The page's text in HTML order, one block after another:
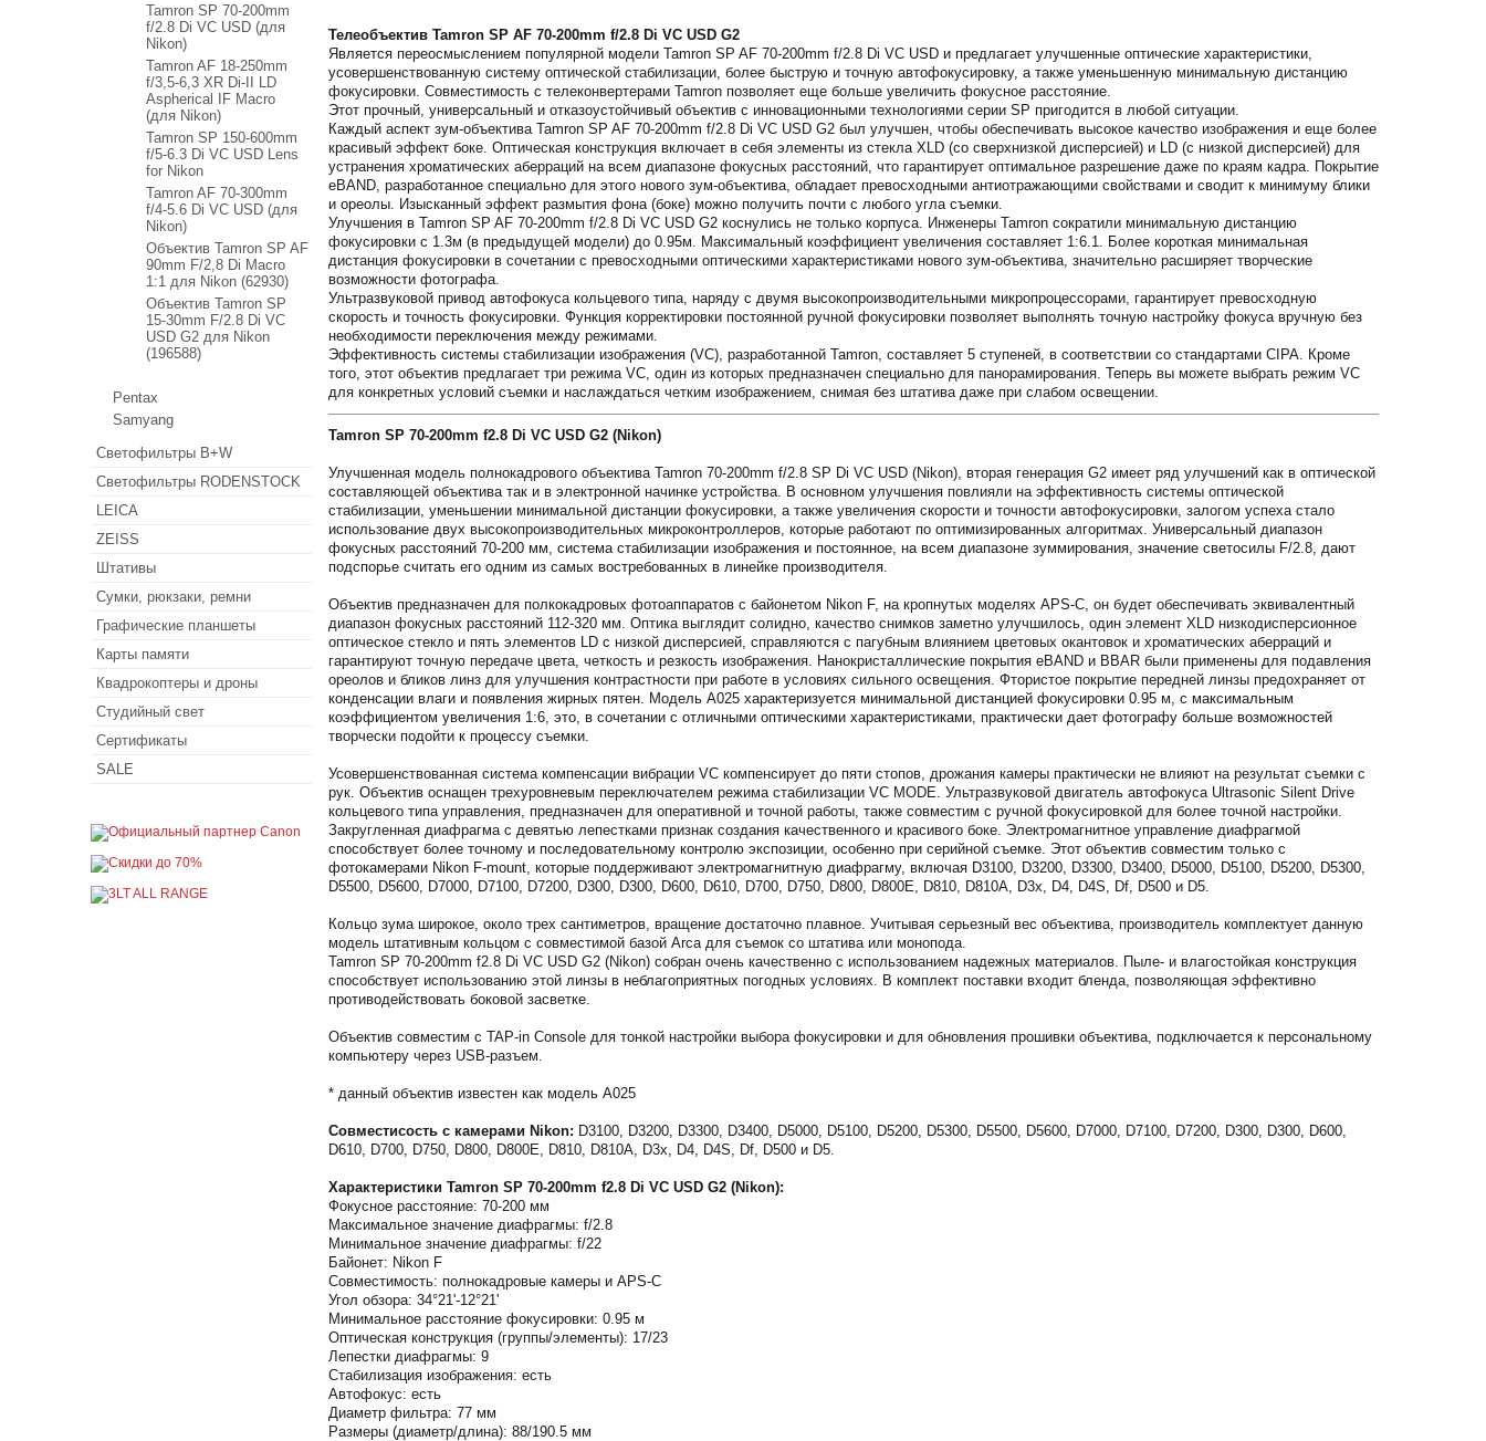
Телеобъектив Tamron SP AF 70-200mm f/2.8 Di VC USD G2
Является переосмыслением популярной модели Tamron SP AF 70-200mm f/2.8 Di VC USD и предлагает улучшенные оптические характеристики,
усовершенствованную систему оптической стабилизации, более быструю и точную автофокусировку, а также уменьшенную минимальную дистанцию
фокусировки. Совместимость с телеконвертерами Tamron позволяет еще больше увеличить фокусное расстояние.
Этот прочный, универсальный и отказоустойчивый объектив с инновационными технологиями серии SP пригодится в любой ситуации.
Каждый аспект зум-объектива Tamron SP AF 70-200mm f/2.8 Di VC USD G2 был улучшен, чтобы обеспечивать высокое качество изображения и еще более
красивый эффект боке. Оптическая конструкция включает в себя элементы из стекла XLD (со сверхнизкой дисперсией) и LD (с низкой дисперсией) для
устранения хроматических аберраций на всем диапазоне фокусных расстояний, что гарантирует оптимальное разрешение даже по краям кадра. Покрытие
eBAND, разработанное специально для этого нового зум-объектива, обладает превосходными антиотражающими свойствами и сводит к минимуму блики
и ореолы. Изысканный эффект размытия фона (боке) можно получить почти с любого угла съемки.
Улучшения в Tamron SP AF 70-200mm f/2.8 Di VC USD G2 коснулись не только корпуса. Инженеры Tamron сократили минимальную дистанцию
фокусировки с 1.3м (в предыдущей модели) до 0.95м. Максимальный коэффициент увеличения составляет 1:6.1. Более короткая минимальная
дистанция фокусировки в сочетании с превосходными оптическими характеристиками нового зум-объектива, значительно расширяет творческие
возможности фотографа.
Ультразвуковой привод автофокуса кольцевого типа, наряду с двумя высокопроизводительными микропроцессорами, гарантирует превосходную
скорость и точность фокусировки. Функция корректировки постоянной ручной фокусировки позволяет выполнять точную настройку фокуса вручную без
необходимости переключения между режимами.
Эффективность системы стабилизации изображения (VC), разработанной Tamron, составляет 5 ступеней, в соответствии со стандартами CIPA. Кроме
того, этот объектив предлагает три режима VC, один из которых предназначен специально для панорамирования. Теперь вы можете выбрать режим VC
для конкретных условий съемки и наслаждаться четким изображением, снимая без штатива даже при слабом освещении.
Tamron SP 70-200mm f2.8 Di VC USD G2 (Nikon)
Улучшенная модель полнокадрового объектива Tamron 70-200mm f/2.8 SP Di VC USD (Nikon), вторая генерация G2 имеет ряд улучшений как в оптической
составляющей объектива так и в электронной начинке устройства. В основном улучшения повлияли на эффективность системы оптической
стабилизации, уменьшении минимальной дистанции фокусировки, а также увеличения скорости и точности автофокусировки, залогом успеха стало
использование двух высокопроизводительных микроконтроллеров, которые работают по оптимизированных алгоритмах. Универсальный диапазон
фокусных расстояний 70-200 мм, система стабилизации изображения и постоянное, на всем диапазоне зуммирования, значение светосилы F/2.8, дают
подспорье считать его одним из самых востребованных в линейке производителя.
Объектив предназначен для полкокадровых фотоаппаратов с байонетом Nikon F, на кропнутых моделях APS-C, он будет обеспечивать эквивалентный
диапазон фокусных расстояний 112-320 мм. Оптика выглядит солидно, качество снимков заметно улучшилось, один элемент XLD низкодисперсионное
оптическое стекло и пять элементов LD с низкой дисперсией, справляются с пагубным влиянием цветовых окантовок и хроматических аберраций и
гарантируют точную передаче цвета, четкость и резкость изображения. Нанокристаллические покрытия eBAND и BBAR были применены для подавления
ореолов и бликов линз для улучшения контрастности при работе в условиях сильного освещения. Фтористое покрытие передней линзы предохраняет от
конденсации влаги и появления жирных пятен. Модель A025 характеризуется минимальной дистанцией фокусировки 0.95 м, с максимальным
коэффициентом увеличения 1:6, это, в сочетании с отличными оптическими характеристиками, практически дает фотографу больше возможностей
творчески подойти к процессу съемки.
Усовершенствованная система компенсации вибрации VC компенсирует до пяти стопов, дрожания камеры практически не влияют на результат съемки с
рук. Объектив оснащен трехуровневым переключателем режима стабилизации VC MODE. Ультразвуковой двигатель автофокуса Ultrasonic Silent Drive
кольцевого типа управления, предназначен для оперативной и точной работы, также совместим с ручной фокусировкой для более точной настройки.
Закругленная диафрагма с девятью лепестками признак создания качественного и красивого боке. Электромагнитное управление диафрагмой
способствует более точному и последовательному контролю экспозиции, особенно при серийной съемке. Этот объектив совместим только с
фотокамерами Nikon F-mount, которые поддерживают электромагнитную диафрагму, включая D3100, D3200, D3300, D3400, D5000, D5100, D5200, D5300,
D5500, D5600, D7000, D7100, D7200, D300, D300, D600, D610, D700, D750, D800, D800E, D810, D810A, D3x, D4, D4S, Df, D500 и D5.
Кольцо зума широкое, около трех сантиметров, вращение достаточно плавное. Учитывая серьезный вес объектива, производитель комплектует данную
модель штативным кольцом с совместимой базой Arca для съемок со штатива или монопода.
Tamron SP 70-200mm f2.8 Di VC USD G2 (Nikon) собран очень качественно с использованием надежных материалов. Пыле- и влагостойкая конструкция
способствует использованию этой линзы в неблагоприятных погодных условиях. В комплект поставки входит бленда, позволяющая эффективно
противодействовать боковой засветке.
Объектив совместим с TAP-in Console для тонкой настройки выбора фокусировки и для обновления прошивки объектива, подключается к персональному
компьютеру через USB-разъем.
* данный объектив известен как модель A025
Совместисость с камерами Nikon: D3100, D3200, D3300, D3400, D5000, D5100, D5200, D5300, D5500, D5600, D7000, D7100, D7200, D300, D300, D600,
D610, D700, D750, D800, D800E, D810, D810A, D3x, D4, D4S, Df, D500 и D5.
Характеристики Tamron SP 70-200mm f2.8 Di VC USD G2 (Nikon):
Фокусное расстояние: 70-200 мм
Максимальное значение диафрагмы: f/2.8
Минимальное значение диафрагмы: f/22
Байонет: Nikon F
Совместимость: полнокадровые камеры и APS-C
Угол обзора: 34°21'-12°21'
Минимальное расстояние фокусировки: 0.95 м
Оптическая конструкция (группы/элементы): 17/23
Лепестки диафрагмы: 9
Стабилизация изображения: есть
Автофокус: есть
Диаметр фильтра: 77 мм
Размеры (диаметр/длина): 88/190.5 мм
Tamron SP 70-200mm
f/2.8 Di VC USD (для
Nikon)
Tamron AF 18-250mm
f/3,5-6,3 XR Di-II LD
Aspherical IF Macro
(для Nikon)
Tamron SP 150-600mm
f/5-6.3 Di VC USD Lens
for Nikon
Tamron AF 70-300mm
f/4-5.6 Di VC USD (для
Nikon)
Объектив Tamron SP AF
90mm F/2,8 Di Macro
1:1 для Nikon (62930)
Объектив Tamron SP
15-30mm F/2.8 Di VC
USD G2 для Nikon
(196588)
Pentax
Samyang
Светофильтры B+W
Светофильтры RODENSTOCK
LEICA
ZEISS
Штативы
Сумки, рюкзаки, ремни
Графические планшеты
Карты памяти
Квадрокоптеры и дроны
Студийный свет
Сертификаты
SALE